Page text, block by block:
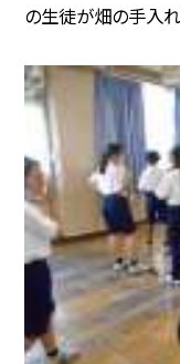
の生徒が畑の手入れ